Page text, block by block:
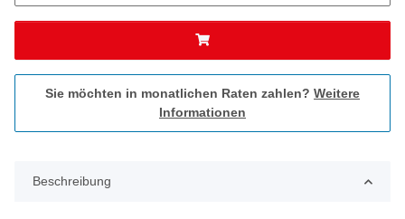
Sie möchten in monatlichen Raten zahlen? Weitere
Informationen
Beschreibung